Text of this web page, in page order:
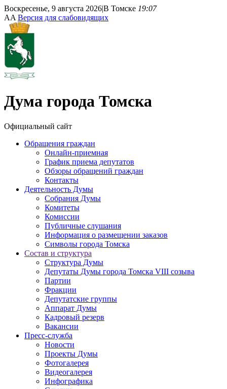
Воскресенье, 9 августа 2026|В Томске 19:07
AA Версия для слабовидящих
Дума города Томска
Официальный сайт
Обращения граждан
Онлайн-приемная
График приема депутатов
Обзоры обращений граждан
Контакты
Деятельность Думы
Собрания Думы
Комитеты
Комиссии
Публичные слушания
Информация о размещении заказов
Символы города Томска
Состав и структура
Структура Думы
Депутаты Думы города Томска VIII созыва
Партии
Фракции
Депутатские группы
Аппарат Думы
Кадровый резерв
Вакансии
Пресс-служба
Новости
Проекты Думы
Фотогалерея
Видеогалерея
Инфографика